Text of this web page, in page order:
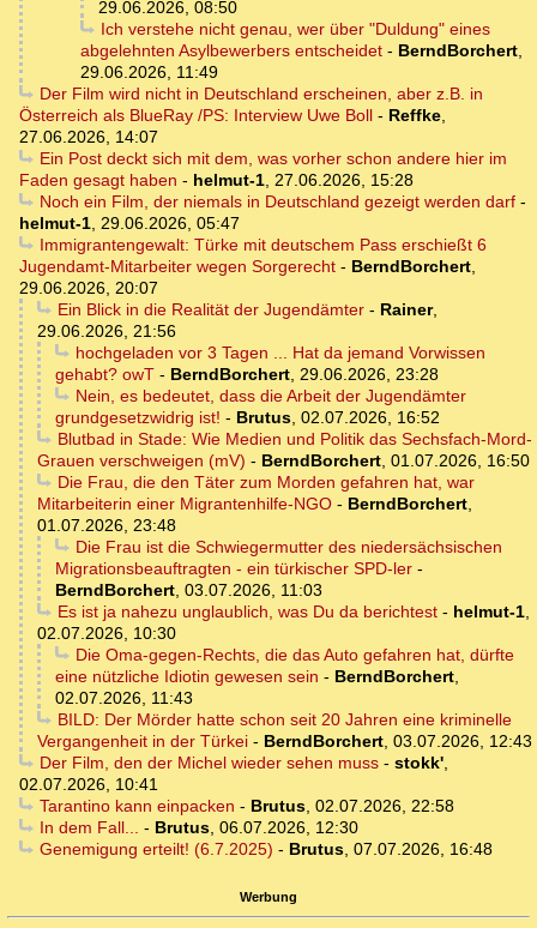
29.06.2026, 08:50
Ich verstehe nicht genau, wer über "Duldung" eines
abgelehnten Asylbewerbers entscheidet - BerndBorchert,
29.06.2026, 11:49
Der Film wird nicht in Deutschland erscheinen, aber z.B. in
Österreich als BlueRay /PS: Interview Uwe Boll - Reffke,
27.06.2026, 14:07
Ein Post deckt sich mit dem, was vorher schon andere hier im
Faden gesagt haben - helmut-1, 27.06.2026, 15:28
Noch ein Film, der niemals in Deutschland gezeigt werden darf-
helmut-1, 29.06.2026, 05:47
Immigrantengewalt: Türke mit deutschem Pass erschießt 6
Jugendamt-Mitarbeiter wegen Sorgerecht - BerndBorchert,
29.06.2026, 20:07
Ein Blick in die Realität der Jugendämter- Rainer,
29.06.2026, 21:56
hochgeladen vor 3 Tagen ... Hat da jemand Vorwissen
gehabt? owT - BerndBorchert, 29.06.2026, 23:28
Nein, es bedeutet, dass die Arbeit der Jugendämter
grundgesetzwidrig ist! - Brutus, 02.07.2026, 16:52
Blutbad in Stade: Wie Medien und Politik das Sechsfach-Mord-
Grauen verschweigen (mV) - BerndBorchert, 01.07.2026, 16:50
Die Frau, die den Täter zum Morden gefahren hat, war
Mitarbeiterin einer Migrantenhilfe-NGO - BerndBorchert,
01.07.2026, 23:48
Die Frau ist die Schwiegermutter des niedersächsischen
Migrationsbeauftragten - ein türkischer SPD-ler -
BerndBorchert, 03.07.2026, 11:03
Es ist ja nahezu unglaublich, was Du da berichtest- helmut-1,
02.07.2026, 10:30
Die Oma-gegen-Rechts, die das Auto gefahren hat, dürfte
eine nützliche Idiotin gewesen sein - BerndBorchert,
02.07.2026, 11:43
BILD: Der Mörder hatte schon seit 20 Jahren eine kriminelle
Vergangenheit in der Türkei - BerndBorchert, 03.07.2026, 12:43
Der Film, den der Michel wieder sehen muss- stokk',
02.07.2026, 10:41
Tarantino kann einpacken - Brutus, 02.07.2026, 22:58
In dem Fall... - Brutus, 06.07.2026, 12:30
Genemigung erteilt! (6.7.2025) - Brutus, 07.07.2026, 16:48
Werbung